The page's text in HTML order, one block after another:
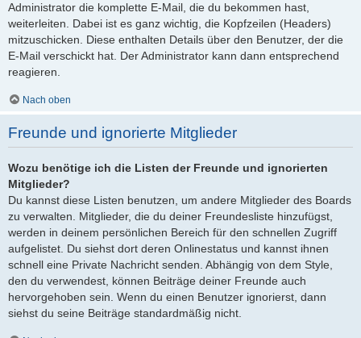
Administrator die komplette E-Mail, die du bekommen hast,
weiterleiten. Dabei ist es ganz wichtig, die Kopfzeilen (Headers)
mitzuschicken. Diese enthalten Details über den Benutzer, der die
E-Mail verschickt hat. Der Administrator kann dann entsprechend
reagieren.
Nach oben
Freunde und ignorierte Mitglieder
Wozu benötige ich die Listen der Freunde und ignorierten
Mitglieder?
Du kannst diese Listen benutzen, um andere Mitglieder des Boards
zu verwalten. Mitglieder, die du deiner Freundesliste hinzufügst,
werden in deinem persönlichen Bereich für den schnellen Zugriff
aufgelistet. Du siehst dort deren Onlinestatus und kannst ihnen
schnell eine Private Nachricht senden. Abhängig von dem Style,
den du verwendest, können Beiträge deiner Freunde auch
hervorgehoben sein. Wenn du einen Benutzer ignorierst, dann
siehst du seine Beiträge standardmäßig nicht.